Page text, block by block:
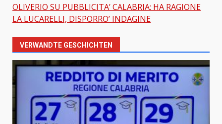
OLIVERIO SU PUBBLICITA’ CALABRIA: HA RAGIONE
LA LUCARELLI, DISPORRO’ INDAGINE
VERWANDTE GESCHICHTEN